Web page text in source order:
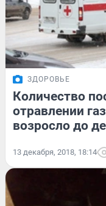
ЗДОРОВЬЕ
Количество
отравлении
возросло до
13 декабря, 2018, 18:14